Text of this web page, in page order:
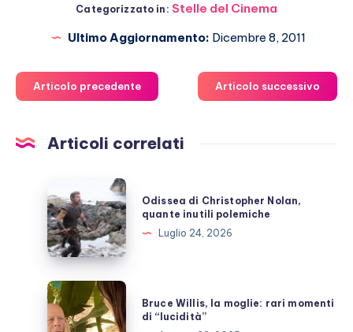
Categorizzato in: Stelle del Cinema
Ultimo Aggiornamento: Dicembre 8, 2011
Articolo precedente Articolo successivo
Articoli correlati
di
Christopher
Nolan,
quante
inutili
polemiche
Odissea di Christopher Nolan,
quante inutili polemiche
Luglio 24, 2026
Bruce
Willis,
la
Bruce Willis, la moglie: rari momenti
di “lucidità”